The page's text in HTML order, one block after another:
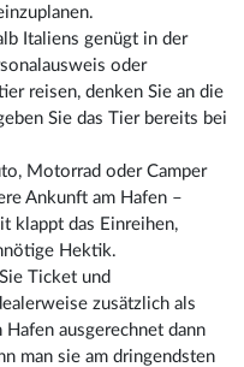
Italiens genügt in der
oder
reisen, denken Sie an die
Sie das Tier bereits bei
Motorrad oder Camper
Ankunft am Hafen –
klappt das Einreihen,
Hektik.
Ticket und
zusätzlich als
ausgerechnet dann
man sie am dringendsten